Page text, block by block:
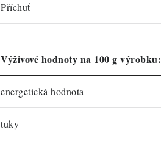
Příchuť
Výživové hodnoty na 100 g výrobku:
energetická hodnota
tuky